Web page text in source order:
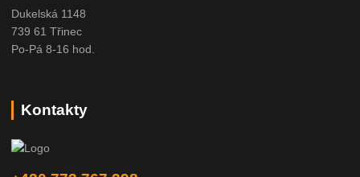
Dukelská 1148
739 61 Třinec
Po-Pá 8-16 hod.
Kontakty